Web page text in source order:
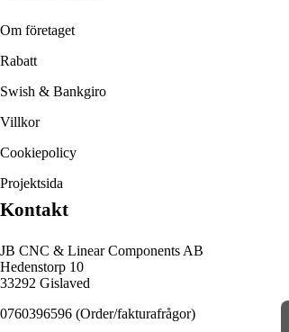
Om företaget
Rabatt
Swish & Bankgiro
Villkor
Cookiepolicy
Projektsida
Kontakt
JB CNC & Linear Components AB
Hedenstorp 10
33292 Gislaved
0760396596 (Order/fakturafrågor)